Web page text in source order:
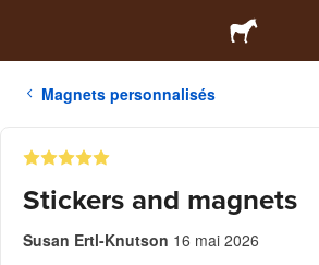
Magnets personnalisés
Stickers and magnets
Susan Ertl-Knutson 16 mai 2026